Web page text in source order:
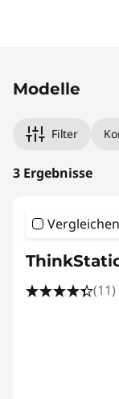
Modelle
Filter
3 Ergebnisse
Vergleichen
(11)